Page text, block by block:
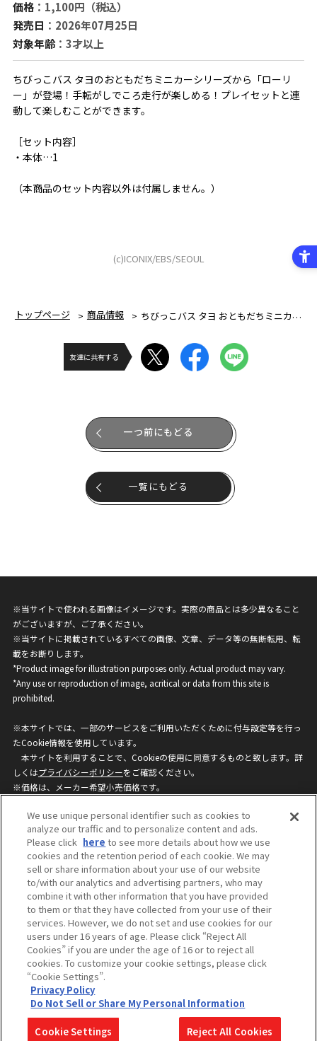
価格：1,100円（税込）
発売日 ：2026年07月25日
対象年齢：3才以上
ちびっこバス タヨのおともだちミニカーシリーズから「ローリ
ー」が登場！手転がしでころ走行が楽しめる！プレイセットと連
動して楽しむことができます。
［セット内容］
・本体…1
（本商品のセット内容以外は付属しません。）
(c)ICONIX/EBS/SEOUL
トップページ 商品情報 ちびっこバス タヨ おともだちミニカーローリー
友達に共有する
一つ前にもどる
一覧にもどる
※当サイトで使われる画像はイメージです。実際の商品とは多少異なること
がございますが、ご了承ください。
※当サイトに掲載されているすべての画像、文章、データ等の無断転用、転
載をお断りします。
*Product image for illustration purposes only. Actual product may vary.
*Any use or reproduction of image, acritical or data from this site is
prohibited.
※本サイトでは、一部のサービスをご利用いただくために付与設定等を行っ
たCookie情報を使用しています。
本サイトを利用することで、Cookieの使用に同意するものと致します。詳
しくはプライバシーポリシーをご確認ください。
※価格は、メーカー希望小売価格です。
ざいますのでご了承ください。
privacypolicy
Do Not Sell or Share My
Personal Information
ウェブサイトご利用条件
ソーシャルメディアポリシー
個人情報保護方針
お問い合わせ
©BANDAI
コピーライト一覧を表示する
We use unique personal identifier such as cookies to
analyze our traffic and to personalize content and ads.
Please click here to see more details about how we use
cookies and the retention period of each cookie. We may
sell or share information about your use of our website
to/with our analytics and advertising partners, who may
combine it with other information that you have provided
to them or that they have collected from your use of their
services. However, we do not set and use cookies for our
users under 16 years of age. Please click “Reject All
Cookies” if you are under the age of 16 or to reject all
cookies. To customize your cookie settings, please click
“Cookie Settings”.
Privacy Policy
Do Not Sell or Share My Personal Information
Cookie Settings Reject All Cookies